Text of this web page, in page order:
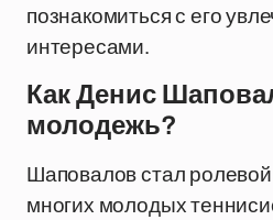
познакомиться с его
интересами.
Как Денис
молодежь?
Шаповалов стал
многих молодых